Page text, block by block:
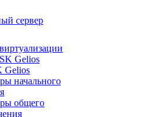
сервер
Gelios
начального
общего